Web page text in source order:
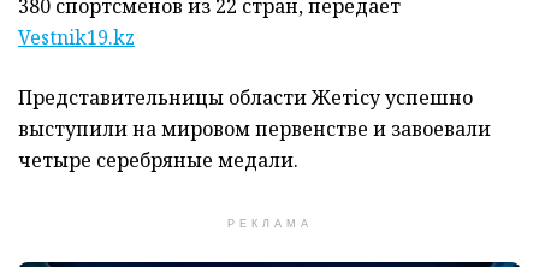
380 спортсменов из 22 стран, передает
Vestnik19.kz
Представительницы области Жетісу успешно
выступили на мировом первенстве и завоевали
четыре серебряные медали.
РЕКЛАМА